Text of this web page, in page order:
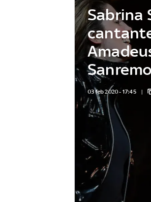
Sabrina
03 feb 2020 - 17:45